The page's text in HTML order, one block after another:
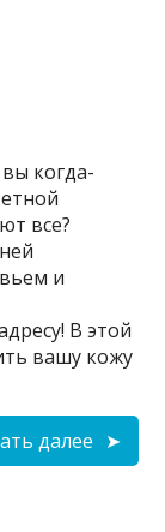
когда-
все?
и
В этой
вашу кожу
далее